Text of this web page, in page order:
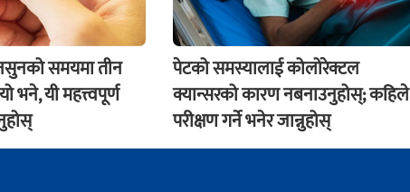
समयमा तीन
भने, यी महत्त्वपूर्ण
पेटको समस्यालाई कोलोरेक्टल
क्यान्सरको कारण नबनाउनुहोस्; कहिले
परीक्षण गर्ने भनेर जान्नुहोस्